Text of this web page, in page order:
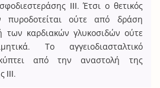
III. Έτσι ο θετικός
πυροδοτείται ούτε από δράση
των καρδιακών γλυκοσιδών ούτε
Το αγγειοδιασταλτικό
από την αναστολή της
III.